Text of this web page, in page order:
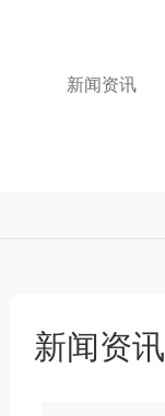
新闻资讯
新闻资讯